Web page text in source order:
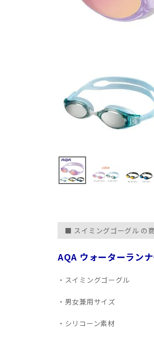
■ スイミングゴーグル の
AQA ウォーターラン
・スイミングゴーグル
・男女兼用サイズ
・シリコーン素材